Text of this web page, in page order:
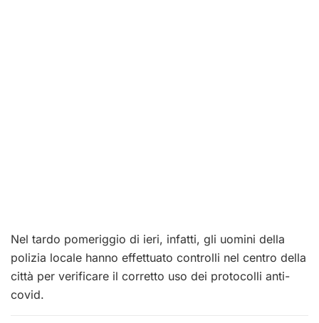
Nel tardo pomeriggio di ieri, infatti, gli uomini della
polizia locale hanno effettuato controlli nel centro della
città per verificare il corretto uso dei protocolli anti-
covid.